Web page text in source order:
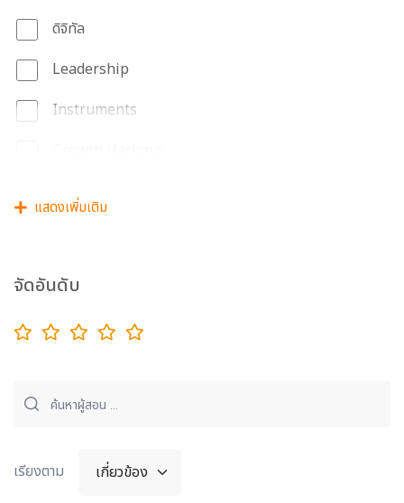
ดิจิทัล
Leadership
Instruments
Database
แสดงเพิ่มเติม
จัดอันดับ
เรียงตาม